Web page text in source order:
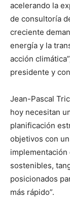
acelerando la
de consultoría
creciente
energía y la
acción
presidente y
Jean-Pascal
hoy necesitan
planificación
objetivos con
sostenibles,
posicionados
más rápido”.